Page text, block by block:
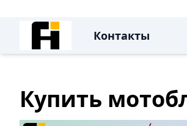
Контакты
Купить